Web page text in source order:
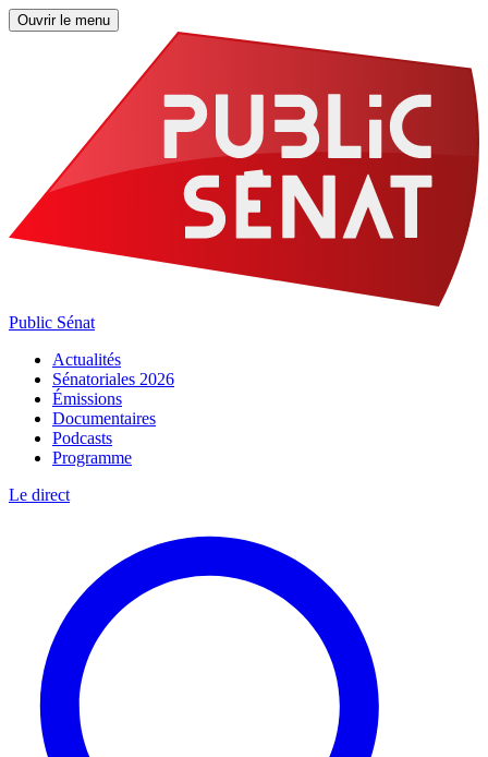
Ouvrir le menu
Public Sénat
Actualités
Sénatoriales 2026
Émissions
Documentaires
Podcasts
Programme
Le direct